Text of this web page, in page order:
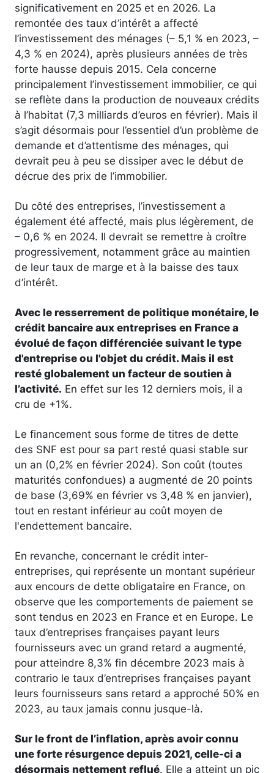
significativement en 2025 et en 2026. La
remontée des taux d’intérêt a affecté
l’investissement des ménages (– 5,1 % en 2023, –
4,3 % en 2024), après plusieurs années de très
forte hausse depuis 2015. Cela concerne
principalement l’investissement immobilier, ce qui
se reflète dans la production de nouveaux crédits
à l’habitat (7,3 milliards d’euros en février). Mais il
s’agit désormais pour l’essentiel d’un problème de
demande et d’attentisme des ménages, qui
devrait peu à peu se dissiper avec le début de
décrue des prix de l’immobilier.
Du côté des entreprises, l’investissement a
également été affecté, mais plus légèrement, de
– 0,6 % en 2024. Il devrait se remettre à croître
progressivement, notamment grâce au maintien
de leur taux de marge et à la baisse des taux
d’intérêt.
Avec le resserrement de politique monétaire, le
crédit bancaire aux entreprises en France a
évolué de façon différenciée suivant le type
d'entreprise ou l'objet du crédit. Mais il est
resté globalement un facteur de soutien à
l’activité. En effet sur les 12 derniers mois, il a
cru de +1%.
Le financement sous forme de titres de dette
des SNF est pour sa part resté quasi stable sur
un an (0,2% en février 2024). Son coût (toutes
maturités confondues) a augmenté de 20 points
de base (3,69% en février vs 3,48 % en janvier),
tout en restant inférieur au coût moyen de
l'endettement bancaire.
En revanche, concernant le crédit inter-
entreprises, qui représente un montant supérieur
aux encours de dette obligataire en France, on
observe que les comportements de paiement se
sont tendus en 2023 en France et en Europe. Le
taux d’entreprises françaises payant leurs
fournisseurs avec un grand retard a augmenté,
pour atteindre 8,3% fin décembre 2023 mais à
contrario le taux d’entreprises françaises payant
leurs fournisseurs sans retard a approché 50% en
2023, au taux jamais connu jusque-là.
Sur le front de l’inflation, après avoir connu
une forte résurgence depuis 2021, celle-ci a
désormais nettement reflué. Elle a atteint un pic